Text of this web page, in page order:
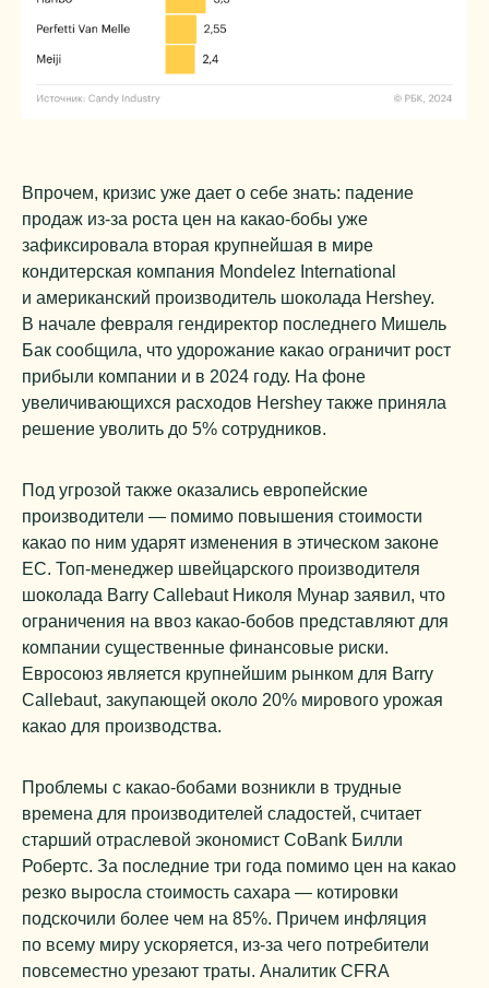
Впрочем, кризис уже дает о себе знать: падение
продаж из-за роста цен на какао-бобы уже
зафиксировала вторая крупнейшая в мире
кондитерская компания Mondelez International
и американский производитель шоколада Hershey.
В начале февраля гендиректор последнего Мишель
Бак сообщила, что удорожание какао ограничит рост
прибыли компании и в 2024 году. На фоне
увеличивающихся расходов Hershey также приняла
решение уволить до 5% сотрудников.
Под угрозой также оказались европейские
производители — помимо повышения стоимости
какао по ним ударят изменения в этическом законе
ЕС. Топ-менеджер швейцарского производителя
шоколада Barry Callebaut Николя Мунар заявил, что
ограничения на ввоз какао-бобов представляют для
компании существенные финансовые риски.
Евросоюз является крупнейшим рынком для Barry
Callebaut, закупающей около 20% мирового урожая
какао для производства.
Проблемы с какао-бобами возникли в трудные
времена для производителей сладостей, считает
старший отраслевой экономист CoBank Билли
Робертс. За последние три года помимо цен на какао
резко выросла стоимость сахара — котировки
подскочили более чем на 85%. Причем инфляция
по всему миру ускоряется, из-за чего потребители
повсеместно урезают траты. Аналитик CFRA